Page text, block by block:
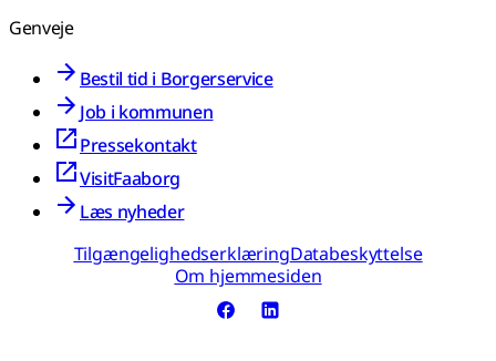
Genveje
Bestil tid i Borgerservice
Job i kommunen
Pressekontakt
VisitFaaborg
Læs nyheder
TilgængelighedserklæringDatabeskyttelse
Om hjemmesiden